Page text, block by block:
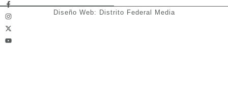
Diseño Web: Distrito Federal Media